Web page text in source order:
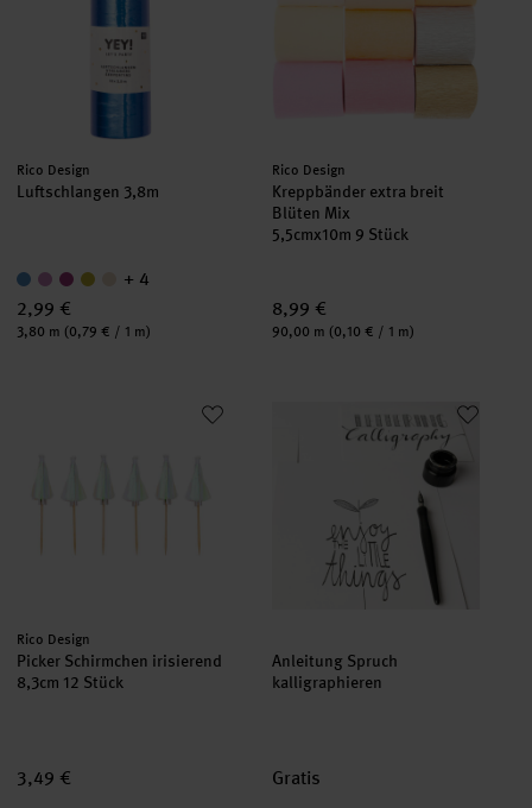
Hersteller:
Rico Design
Luftschlangen 3,8m
+ 4
2,99 €
Inhalt:
3,80 m (0,79 € / 1 m)
Hersteller:
Rico Design
Kreppbänder extra breit
Blüten Mix
5,5cmx10m 9 Stück
8,99 €
Inhalt:
90,00 m (0,10 € / 1 m)
Picker Schirmchen irisierend 8,3cm 12 Stück
Hersteller:
Rico Design
Picker Schirmchen irisierend
8,3cm 12 Stück
3,49 €
Anleitung Spruch
Anleitung Spruch
kalligraphieren
Gratis